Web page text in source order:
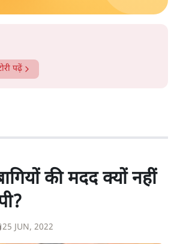
पढ़ें
की मदद क्यों नहीं
25 JUN, 2022